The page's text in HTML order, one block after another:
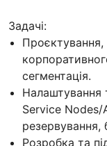
Задачі:
Проєктування,
сегментація.
Налаштування
Service
резервування,
Розробка та